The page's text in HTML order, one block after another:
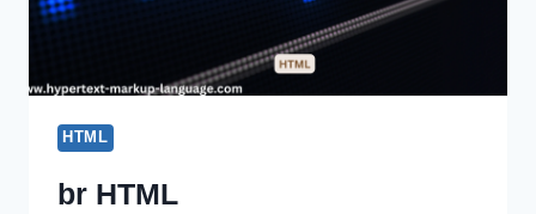
HTML
br HTML